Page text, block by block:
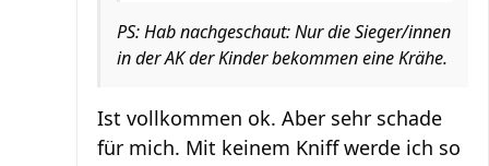
PS: Hab nachgeschaut: Nur die Sieger/innen
in der AK der Kinder bekommen eine Krähe.
Ist vollkommen ok. Aber sehr schade
für mich. Mit keinem Kniff werde ich so